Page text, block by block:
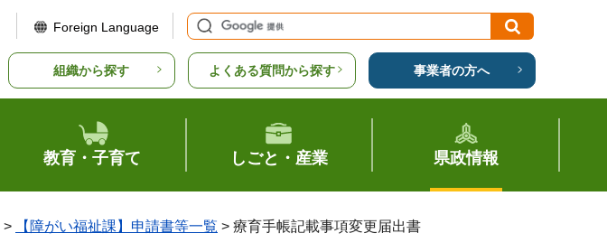
Foreign Language
組織から探す よくある質問から探す 事業者の方へ
教育・子育て しごと・産業 県政情報
> 【障がい福祉課】申請書等一覧 > 療育手帳記載事項変更届出書